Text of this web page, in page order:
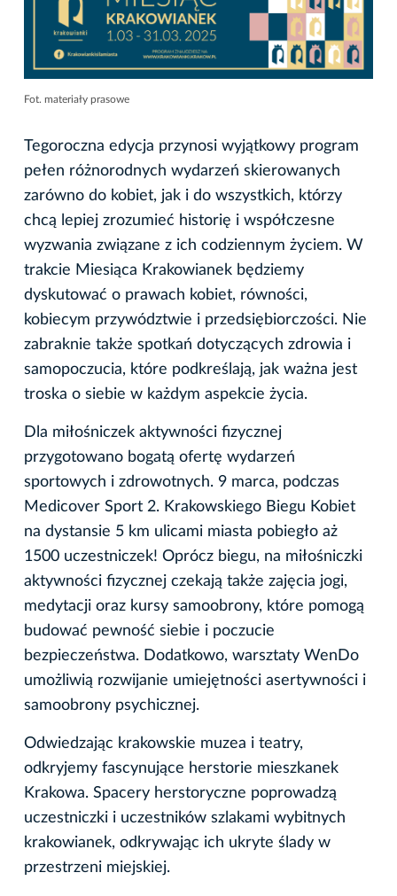
Fot. materiały prasowe
Tegoroczna edycja przynosi wyjątkowy program
pełen różnorodnych wydarzeń skierowanych
zarówno do kobiet, jak i do wszystkich, którzy
chcą lepiej zrozumieć historię i współczesne
wyzwania związane z ich codziennym życiem. W
trakcie Miesiąca Krakowianek będziemy
dyskutować o prawach kobiet, równości,
kobiecym przywództwie i przedsiębiorczości. Nie
zabraknie także spotkań dotyczących zdrowia i
samopoczucia, które podkreślają, jak ważna jest
troska o siebie w każdym aspekcie życia.
Dla miłośniczek aktywności fizycznej
przygotowano bogatą ofertę wydarzeń
sportowych i zdrowotnych. 9 marca, podczas
Medicover Sport 2. Krakowskiego Biegu Kobiet
na dystansie 5 km ulicami miasta pobiegło aż
1500 uczestniczek! Oprócz biegu, na miłośniczki
aktywności fizycznej czekają także zajęcia jogi,
medytacji oraz kursy samoobrony, które pomogą
budować pewność siebie i poczucie
bezpieczeństwa. Dodatkowo, warsztaty WenDo
umożliwią rozwijanie umiejętności asertywności i
samoobrony psychicznej.
Odwiedzając krakowskie muzea i teatry,
odkryjemy fascynujące herstorie mieszkanek
Krakowa. Spacery herstoryczne poprowadzą
uczestniczki i uczestników szlakami wybitnych
krakowianek, odkrywając ich ukryte ślady w
przestrzeni miejskiej.